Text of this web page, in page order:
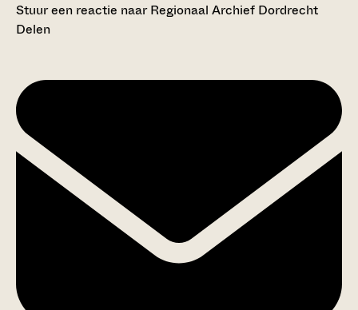
Stuur een reactie naar Regionaal Archief Dordrecht
Delen